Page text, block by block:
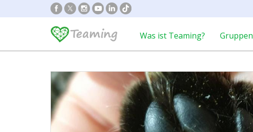
Was ist Teaming? Gruppen